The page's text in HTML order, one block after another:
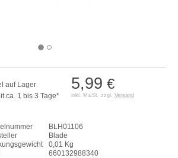
5,99 €
inkl. MwSt. zzgl. Versand
auf Lager
ca. 1 bis 3 Tage*
BLH01106
Blade
0,01 Kg
660132988340